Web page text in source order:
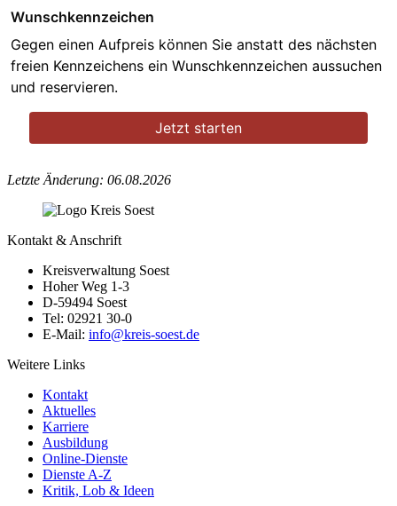
Letzte Änderung: 06.08.2026
Kontakt & Anschrift
Kreisverwaltung Soest
Hoher Weg 1-3
D-59494 Soest
Tel: 02921 30-0
E-Mail: info@​kreis-soest.de
Weitere Links
Kontakt
Aktuelles
Karriere
Ausbildung
Online-Dienste
Dienste A-Z
Kritik, Lob & Ideen